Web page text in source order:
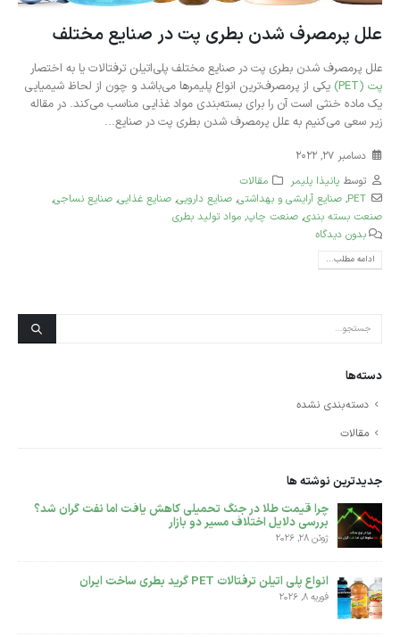
علل پرمصرف شدن بطری پت در صنایع مختلف
علل پرمصرف شدن بطری پت در صنایع مختلف پلی‌اتیلن ترفتالات یا به اختصار
پت (PET)
یکی از پرمصرف‌ترین انواع پلیمرها می‌باشد و چون از لحاظ شیمیایی
یک ماده خنثی است آن را برای بسته‌بندی مواد غذایی مناسب می‌کند. در مقاله
زیر سعی می‌کنیم به علل پرمصرف شدن بطری پت در صنایع...
دسامبر 27, 2022
توسط پانیذا پلیمر
مقالات
PET
, صنایع آرایشی و بهداشتی, صنایع دارویی, صنایع غذایی, صنایع نساجی,
صنعت بسته بندی, صنعت چاپ, مواد تولید بطری
بدون دیدگاه
ادامه مطلب...
دسته‌ها
دسته‌بندی نشده
مقالات
جدیدترین نوشته ها
پلی اتیلن سنگین فیلم گرید F7000 مناسب تولید نایلون است یا
نایلکس ؟؟
دسامبر 14, 2025
تفاوت بین پلی اتیلن سنگین بادی 0035 و پلی اتیلن BL3
دسامبر 6, 2025